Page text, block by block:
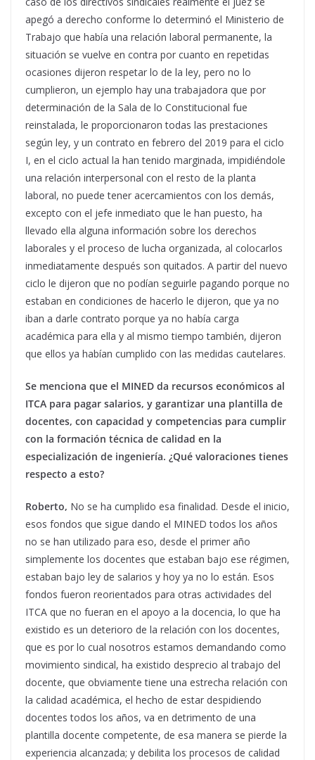
apegó a derecho conforme lo determinó el Ministerio de
Trabajo que había una relación laboral permanente, la
situación se vuelve en contra por cuanto en repetidas
ocasiones dijeron respetar lo de la ley, pero no lo
cumplieron, un ejemplo hay una trabajadora que por
determinación de la Sala de lo Constitucional fue
reinstalada, le proporcionaron todas las prestaciones
según ley, y un contrato en febrero del 2019 para el ciclo
I, en el ciclo actual la han tenido marginada, impidiéndole
una relación interpersonal con el resto de la planta
laboral, no puede tener acercamientos con los demás,
excepto con el jefe inmediato que le han puesto, ha
llevado ella alguna información sobre los derechos
laborales y el proceso de lucha organizada, al colocarlos
inmediatamente después son quitados. A partir del nuevo
ciclo le dijeron que no podían seguirle pagando porque no
estaban en condiciones de hacerlo le dijeron, que ya no
iban a darle contrato porque ya no había carga
académica para ella y al mismo tiempo también, dijeron
que ellos ya habían cumplido con las medidas cautelares.
Se menciona que el MINED da recursos económicos al
ITCA para pagar salarios, y garantizar una plantilla de
docentes, con capacidad y competencias para cumplir
con la formación técnica de calidad en la
especialización de ingeniería. ¿Qué valoraciones tienes
respecto a esto?
Roberto, No se ha cumplido esa finalidad. Desde el inicio,
esos fondos que sigue dando el MINED todos los años
no se han utilizado para eso, desde el primer año
simplemente los docentes que estaban bajo ese régimen,
estaban bajo ley de salarios y hoy ya no lo están. Esos
fondos fueron reorientados para otras actividades del
ITCA que no fueran en el apoyo a la docencia, lo que ha
existido es un deterioro de la relación con los docentes,
que es por lo cual nosotros estamos demandando como
movimiento sindical, ha existido desprecio al trabajo del
docente, que obviamente tiene una estrecha relación con
la calidad académica, el hecho de estar despidiendo
docentes todos los años, va en detrimento de una
plantilla docente competente, de esa manera se pierde la
experiencia alcanzada; y debilita los procesos de calidad